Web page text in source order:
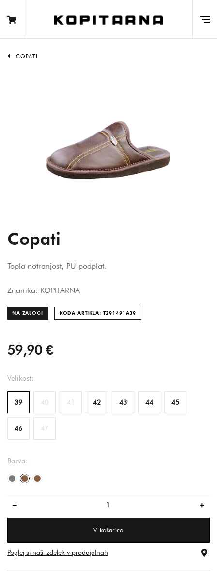
COPATI
Copati
Topla notranjost, PU podplat.
Znamka: KOPITARNA
NA ZALOGI KODA ARTIKLA: T291491A39
59,90 €
Velikost:
39 40 41 42 43 44 45
46 47
Barva:
siva/siva
rjavarjava
V košarico
Poglej si naš izdelek v prodajalnah